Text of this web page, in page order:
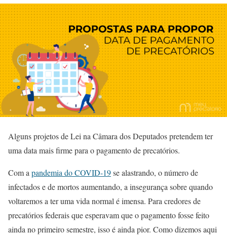
Alguns projetos de Lei na Câmara dos Deputados pretendem ter
uma data mais firme para o pagamento de precatórios.
Com a pandemia do COVID-19se alastrando, o número de
infectados e de mortos aumentando, a insegurança sobre quando
voltaremos a ter uma vida normal é imensa. Para credores de
precatórios federais que esperavam que o pagamento fosse feito
ainda no primeiro semestre, isso é ainda pior. Como dizemos aqui